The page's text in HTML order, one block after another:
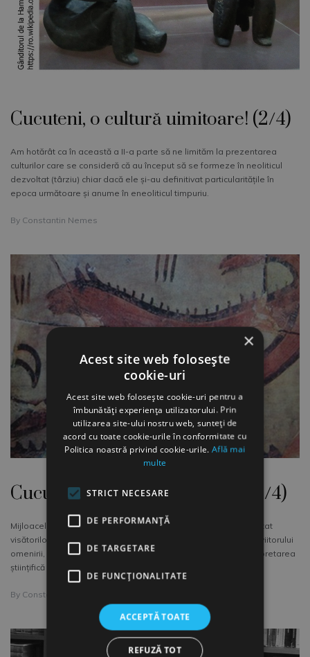
Cucuteni, o cultură uimitoare! (2/4)
Am hotărât ca în această a II-a parte să ne limităm la prezentarea
culturilor care se consideră că au început să se formeze în neoliticul
dezvoltat (târziu) chiar dacă ele şi-au definitivat particularităţile în
epoca următoare şi anume în eneoliticul timpuriu.
By Constantin Nemes
Cucuteni, o cultură uimitoare! (1/4)
Mijloacele de comunicare în masă actuale au dat acces nelimitat
visătorilor la transmiterea propriilor viziuni asupra trecutului şi viitorului
omenirii, ducând tot mai des la coruperea cititorilor de la interpretarea
ştiinţifică a izvoarelor istorice.
By Constantin Nemes
×
Acest site web folosește
cookie-uri
Acest site web folosește cookie-uri pentru a
îmbunătăți experiența utilizatorului. Prin
utilizarea site-ului nostru web, sunteți de
acord cu toate cookie-urile în conformitate cu
Politica noastră privind cookie-urile.Află mai
multe
STRICT NECESARE
DE PERFORMANȚĂ
DE TARGETARE
DE FUNCŢIONALITATE
ACCEPTĂ TOATE
REFUZĂ TOT